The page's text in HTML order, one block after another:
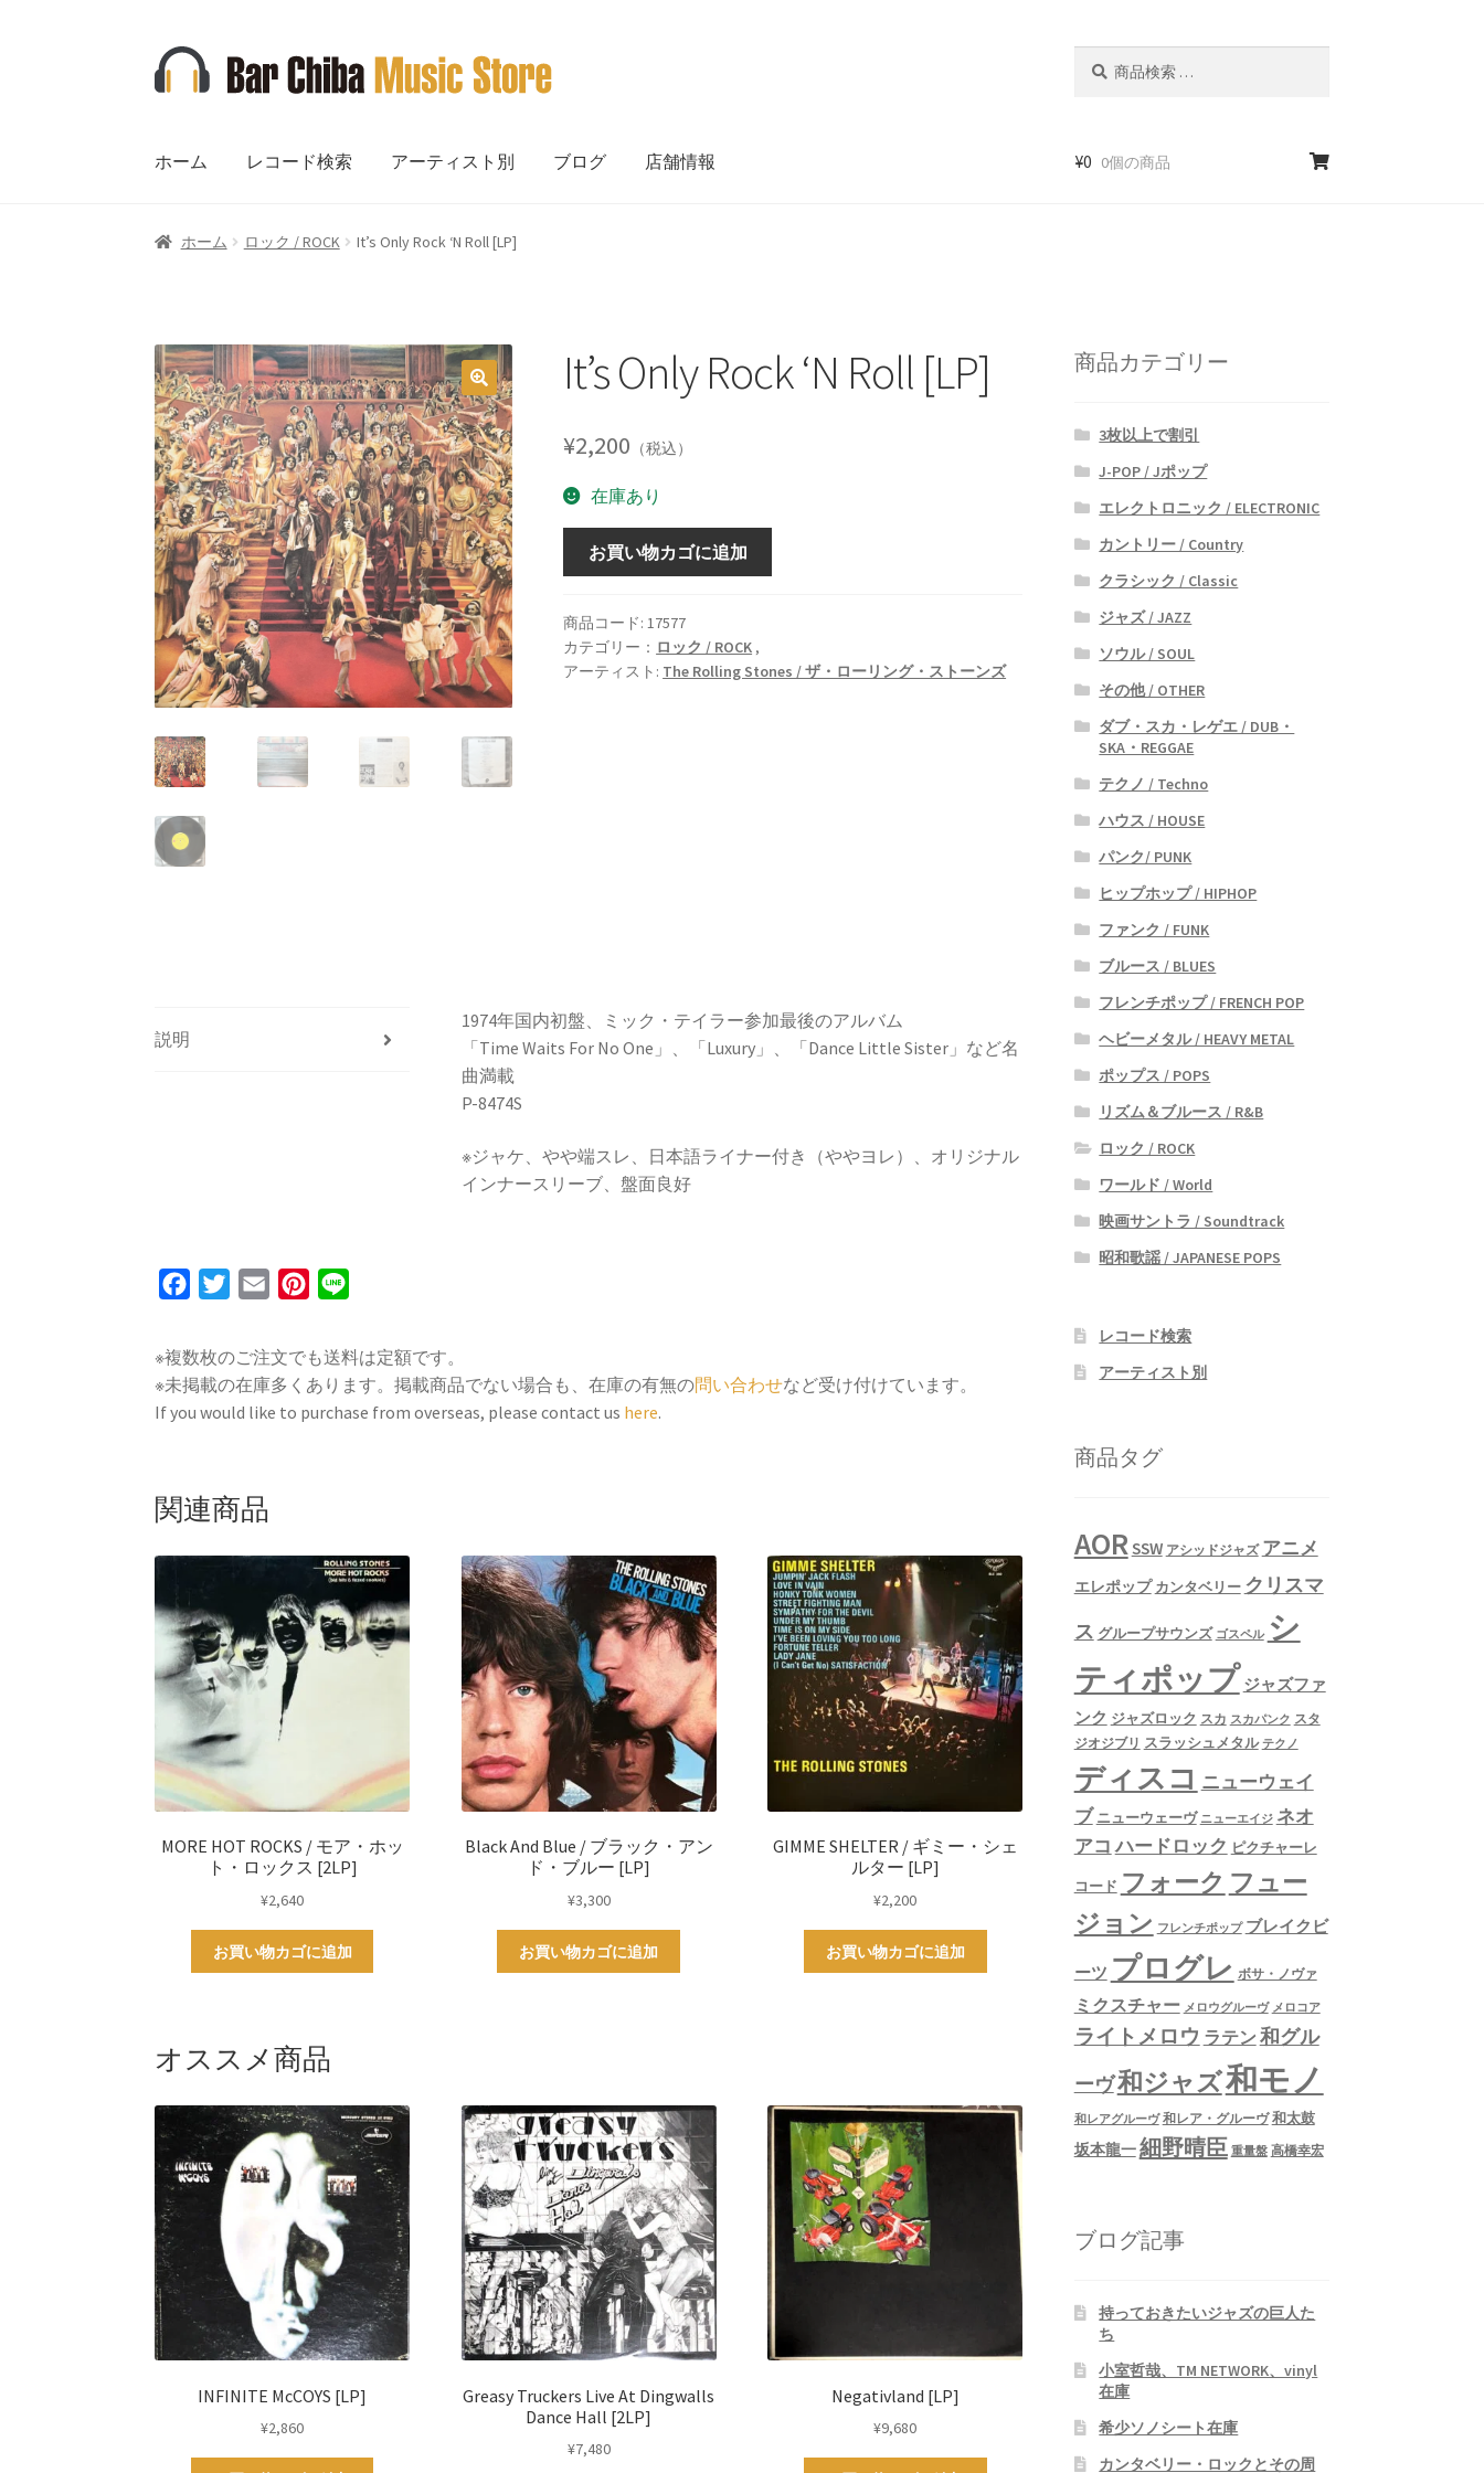
ナ
ビ
シ
へ
プ
コ
ン
ツ
キ
ホーム レコード検索 アーティスト別 ブログ 店舗情報 ¥0 0個の商品
ホーム ロック / ROCK It’s Only Rock ‘N Roll [LP]
🔍
It’s Only Rock ‘N Roll [LP]
¥2,200 （税込）
在庫あり
Only
'N
Roll
[LP]
お買い物カゴに追加
商品コード:17577
カテゴリー： ロック / ROCK ,
アーティスト: The Rolling Stones / ザ・ローリング・ストーンズ
説明
1974年国内初盤、ミック・テイラー参加最後のアルバム
「Time Waits For No One」、「Luxury」、「Dance Little Sister」など名
曲満載
P-8474S
※ジャケ、やや端スレ、日本語ライナー付き（ややヨレ）、オリジナル
インナースリーブ、盤面良好
c
e
b
k
t
t
a
i
l
n
t
e
n
e
※複数枚のご注文でも送料は定額です。
※未掲載の在庫多くあります。掲載商品でない場合も、在庫の有無の問い合わせなど受け付けています。
If you would like to purchase from overseas, please contact us here.
関連商品
MORE HOT ROCKS / モア・ホッ
ト・ロックス [2LP]
¥2,640
お買い物カゴに追加
Black And Blue / ブラック・アン
ド・ブルー [LP]
¥3,300
お買い物カゴに追加
GIMME SHELTER / ギミー・シェ
ルター [LP]
¥2,200
お買い物カゴに追加
オススメ商品
INFINITE McCOYS [LP]
¥2,860
Greasy Truckers Live At Dingwalls
Dance Hall [2LP]
¥7,480
Negativland [LP]
¥9,680
商品カテゴリー
3枚以上で割引
J-POP / Jポップ
エレクトロニック / ELECTRONIC
カントリー / Country
クラシック / Classic
ジャズ / JAZZ
ソウル / SOUL
その他 / OTHER
ダブ・スカ・レゲエ / DUB・
SKA・REGGAE
テクノ / Techno
ハウス / HOUSE
パンク/ PUNK
ヒップホップ / HIPHOP
ファンク / FUNK
ブルース / BLUES
フレンチポップ / FRENCH POP
ヘビーメタル / HEAVY METAL
ポップス / POPS
リズム＆ブルース / R&B
ロック / ROCK
ワールド / World
映画サントラ / Soundtrack
昭和歌謡 / JAPANESE POPS
レコード検索
アーティスト別
商品タグ
AORSSW アシッドジャズ アニメ
エレポップ カンタベリー クリスマ
ス グループサウンズ ゴスペル シ
ティポップ ジャズファ
ンク ジャズロック スカ スカパンク スタ
ジオジブリ スラッシュメタル テクノ
ディスコ ニューウェイ
ブ ニューウェーヴ ニューエイジ ネオ
アコ ハードロック ピクチャーレ
コード フォーク フュー
ジョン フレンチポップ ブレイクビ
ーツ プログレ ボサ・ノヴァ
ミクスチャー メロウグルーヴ メロコア
ライトメロウ ラテン 和グル
ーヴ和ジャズ和モノ
和レアグルーヴ 和レア・グルーヴ 和太鼓
坂本龍一細野晴臣 重量盤 高橋幸宏
ブログ記事
持っておきたいジャズの巨人た
ち
小室哲哉、TM NETWORK、vinyl
在庫
希少ソノシート在庫
カンタベリー・ロックとその周